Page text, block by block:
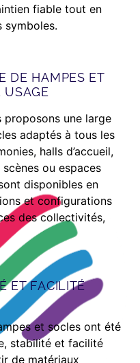
fiable tout en
symboles.
DE HAMPES ET
USAGE
proposons une large
adaptés à tous les
halls d’accueil,
ou espaces
disponibles en
et configurations
des collectivités,
ET FACILITÉ
et socles ont été
stabilité et facilité
de matériaux